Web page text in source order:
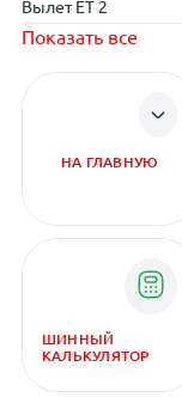
Вылет ET 2
Показать все
НА ГЛАВНУЮ
ШИННЫЙ
КАЛЬКУЛЯТОР